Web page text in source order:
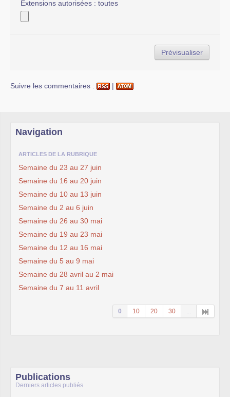
Extensions autorisées : toutes
Suivre les commentaires : |
Navigation
ARTICLES DE LA RUBRIQUE
Semaine du 23 au 27 juin
Semaine du 16 au 20 juin
Semaine du 10 au 13 juin
Semaine du 2 au 6 juin
Semaine du 26 au 30 mai
Semaine du 19 au 23 mai
Semaine du 12 au 16 mai
Semaine du 5 au 9 mai
Semaine du 28 avril au 2 mai
Semaine du 7 au 11 avril
0 10 20 30 ...
Publications
Derniers articles publiés